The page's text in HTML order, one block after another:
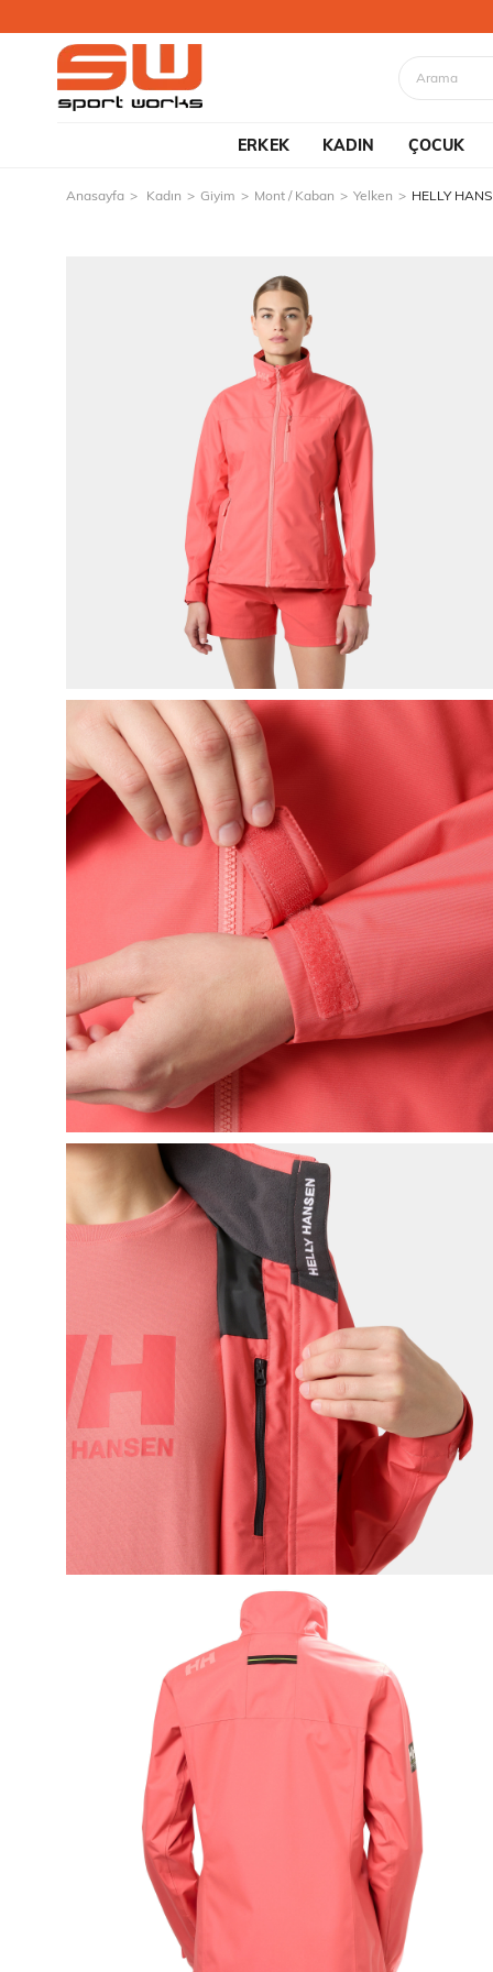
ERKEK KADIN ÇOCUK
Anasayfa Kadın Giyim Mont / Kaban Yelken HELLY